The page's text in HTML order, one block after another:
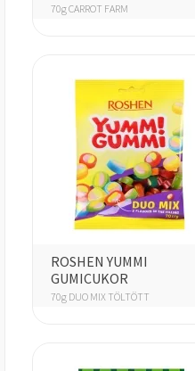
70g CARROT FARM
ROSHEN YUMMI
GUMICUKOR
70g DUO MIX TÖLTÖTT